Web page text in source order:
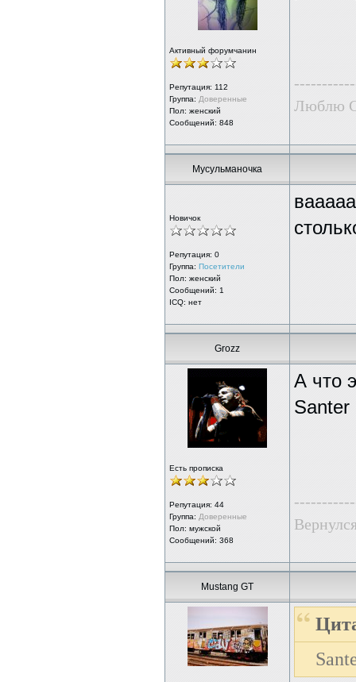
Активный форумчанин
Репутация: 112
Группа: Доверенные
Пол: женский
Сообщений: 848
Люблю
Мусульманочка
Новичок
Репутация: 0
Группа: Посетители
Пол: женский
Сообщений: 1
ICQ: нет
Grozz
Есть прописка
Репутация: 44
Группа: Доверенные
Пол: мужской
Сообщений: 368
А что
Santer
Mustang GT